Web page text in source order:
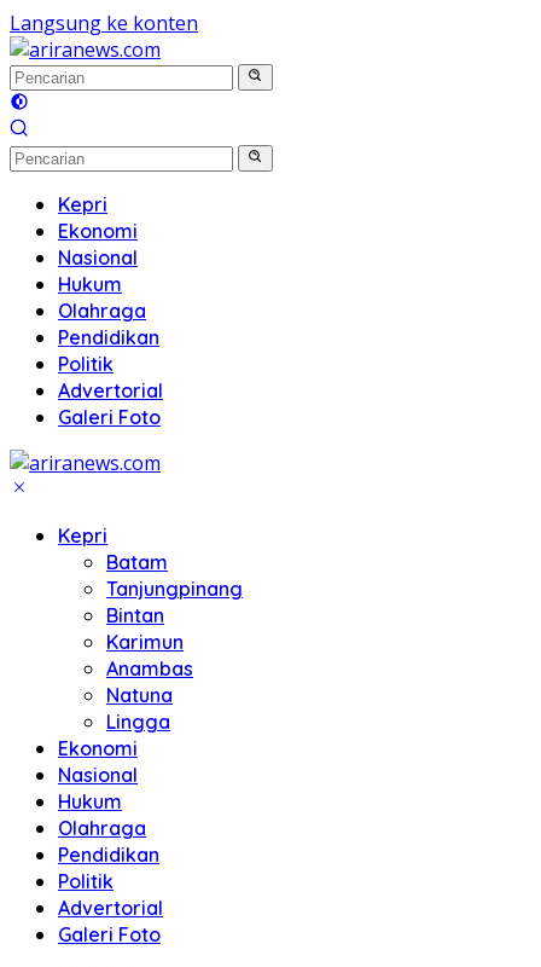
Langsung ke konten
Kepri
Ekonomi
Nasional
Hukum
Olahraga
Pendidikan
Politik
Advertorial
Galeri Foto
Kepri
Batam
Tanjungpinang
Bintan
Karimun
Anambas
Natuna
Lingga
Ekonomi
Nasional
Hukum
Olahraga
Pendidikan
Politik
Advertorial
Galeri Foto